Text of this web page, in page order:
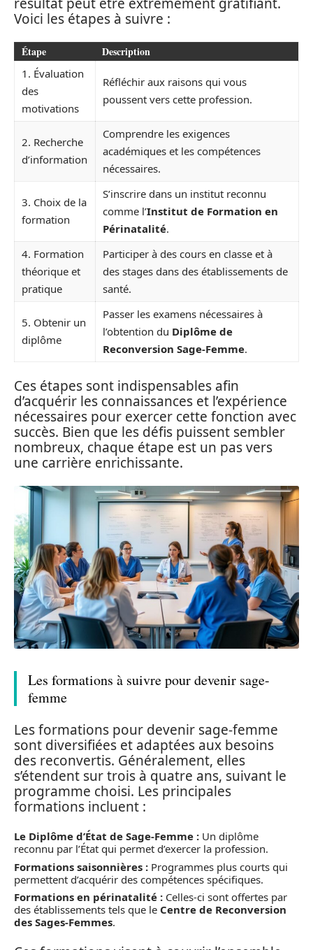
Voici les étapes à suivre :
Étape Description
1. Évaluation
des
motivations
Réfléchir aux raisons qui vous
poussent vers cette profession.
2. Recherche
d’information
Comprendre les exigences
académiques et les compétences
nécessaires.
3. Choix de la
formation
S’inscrire dans un institut reconnu
comme l’Institut de Formation en
Périnatalité.
4. Formation
théorique et
pratique
Participer à des cours en classe et à
des stages dans des établissements de
santé.
5. Obtenir un
diplôme
Passer les examens nécessaires à
l’obtention du Diplôme de
Reconversion Sage-Femme.
Ces étapes sont indispensables afin
d’acquérir les connaissances et l’expérience
nécessaires pour exercer cette fonction avec
succès. Bien que les défis puissent sembler
nombreux, chaque étape est un pas vers
une carrière enrichissante.
Les formations à suivre pour devenir sage-
femme
Les formations pour devenir sage-femme
sont diversifiées et adaptées aux besoins
des reconvertis. Généralement, elles
s’étendent sur trois à quatre ans, suivant le
programme choisi. Les principales
formations incluent :
Le Diplôme d’État de Sage-Femme : Un diplôme
reconnu par l’État qui permet d’exercer la profession.
Formations saisonnières : Programmes plus courts qui
permettent d’acquérir des compétences spécifiques.
Formations en périnatalité : Celles-ci sont offertes par
des établissements tels que le Centre de Reconversion
des Sages-Femmes.